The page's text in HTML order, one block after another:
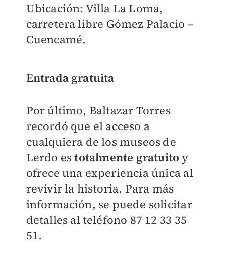
Ubicación: Villa La Loma,
carretera libre Gómez Palacio –
Cuencamé.
Entrada gratuita
Por último, Baltazar Torres
recordó que el acceso a
cualquiera de los museos de
Lerdo estotalmente gratuito y
ofrece una experiencia única al
revivir la historia. Para más
información, se puede solicitar
detalles al teléfono 87 12 33 35
51.